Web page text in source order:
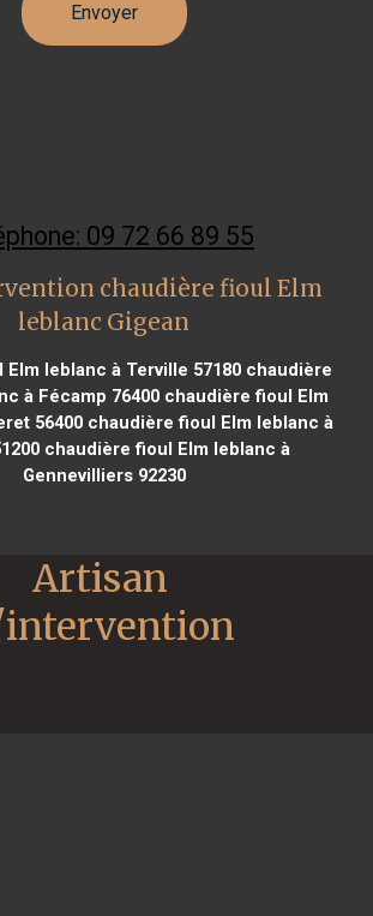
09 72 66 89 55
chaudière fioul Elm
leblanc Gigean
leblanc à Terville 57180 chaudière
à Fécamp 76400 chaudière fioul Elm
56400chaudière fioul Elm leblanc à
chaudière fioul Elm leblanc à
Gennevilliers 92230
Artisan